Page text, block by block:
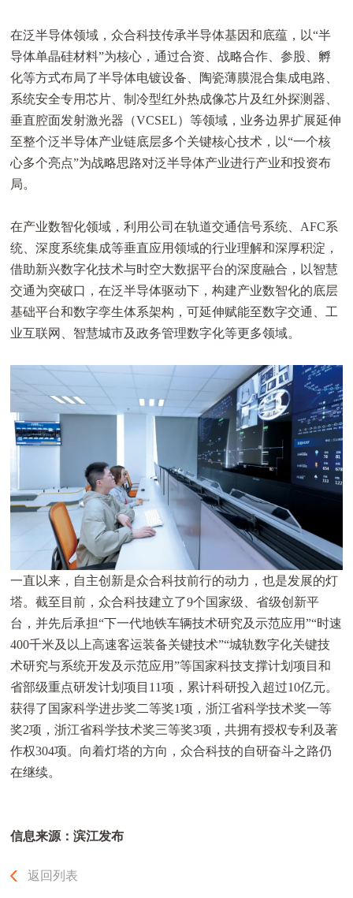
在泛半导体领域，众合科技传承半导体基因和底蕴，以“半
导体单晶硅材料”为核心，通过合资、战略合作、参股、孵
化等方式布局了半导体电镀设备、陶瓷薄膜混合集成电路、
系统安全专用芯片、制冷型红外热成像芯片及红外探测器、
垂直腔面发射激光器（VCSEL）等领域，业务边界扩展延伸
至整个泛半导体产业链底层多个关键核心技术，以“一个核
心多个亮点”为战略思路对泛半导体产业进行产业和投资布
局。
在产业数智化领域，利用公司在轨道交通信号系统、AFC系
统、深度系统集成等垂直应用领域的行业理解和深厚积淀，
借助新兴数字化技术与时空大数据平台的深度融合，以智慧
交通为突破口，在泛半导体驱动下，构建产业数智化的底层
基础平台和数字孪生体系架构，可延伸赋能至数字交通、工
业互联网、智慧城市及政务管理数字化等更多领域。
一直以来，自主创新是众合科技前行的动力，也是发展的灯
塔。截至目前，众合科技建立了9个国家级、省级创新平
台，并先后承担“下一代地铁车辆技术研究及示范应用”“时速
400千米及以上高速客运装备关键技术”“城轨数字化关键技
术研究与系统开发及示范应用”等国家科技支撑计划项目和
省部级重点研发计划项目11项，累计科研投入超过10亿元。
获得了国家科学进步奖二等奖1项，浙江省科学技术奖一等
奖2项，浙江省科学技术奖三等奖3项，共拥有授权专利及著
作权304项。向着灯塔的方向，众合科技的自研奋斗之路仍
在继续。
信息来源：滨江发布
返回列表